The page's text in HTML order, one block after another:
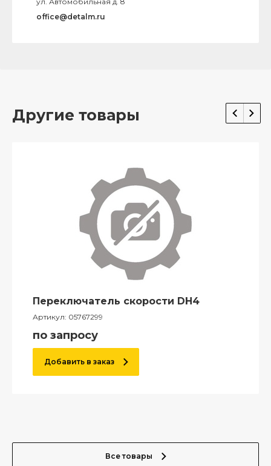
office@detalm.ru
Другие товары
Переключатель скорости DH4
Артикул: 05767299
по запросу
Добавить в заказ
Все товары